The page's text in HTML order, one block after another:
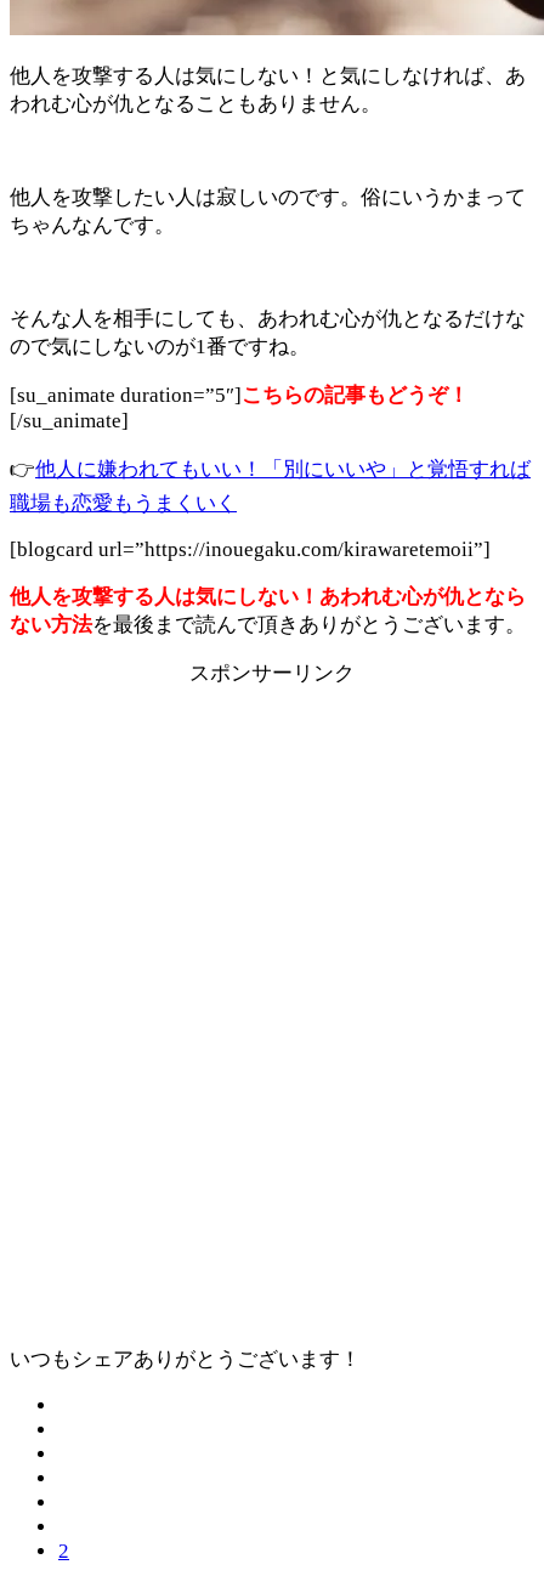
他人を攻撃する人は気にしない！と気にしなければ、あ
われむ心が仇となることもありません。
他人を攻撃したい人は寂しいのです。俗にいうかまって
ちゃんなんです。
そんな人を相手にしても、あわれむ心が仇となるだけな
ので気にしないのが1番ですね。
[su_animate duration=”5″]こちらの記事もどうぞ！
[/su_animate]
👉他人に嫌われてもいい！「別にいいや」と覚悟すれば
職場も恋愛もうまくいく
[blogcard url=”https://inouegaku.com/kirawaretemoii”]
他人を攻撃する人は気にしない！あわれむ心が仇となら
ない方法を最後まで読んで頂きありがとうございます。
スポンサーリンク
いつもシェアありがとうございます！
2